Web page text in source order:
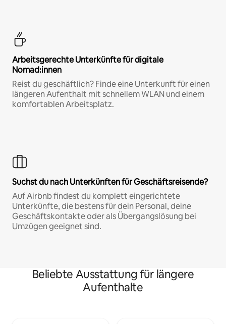
Arbeitsgerechte Unterkünfte für digitale
Nomad:innen
Reist du geschäftlich? Finde eine Unterkunft für einen
längeren Aufenthalt mit schnellem WLAN und einem
komfortablen Arbeitsplatz.
Suchst du nach Unterkünften für Geschäftsreisende?
Auf Airbnb findest du komplett eingerichtete
Unterkünfte, die bestens für dein Personal, deine
Geschäftskontakte oder als Übergangslösung bei
Umzügen geeignet sind.
Beliebte Ausstattung für längere
Aufenthalte